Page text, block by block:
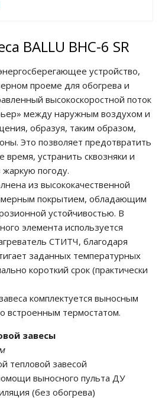
BALLU BHC-6 SR
устройство,
проеме для обогрева и
высокоскоростной поток
между наружным воздухом и
образуя, таким образом,
Это позволяет предотвратить
время, устранить сквозняки и
жаркую погоду.
из высококачественной
покрытием, обладающим
устойчивостью. В
элемента используется
СТИТЧ, благодаря
заданных температурных
короткий срок (практически
комплектуется выносным
встроенным термостатом.
завесы
тепловой завесой
выносного пульта ДУ
(без обогрева)